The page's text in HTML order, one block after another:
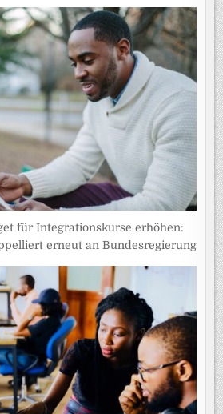
für Integrationskurse erhöhen:
erneut an Bundesregierung